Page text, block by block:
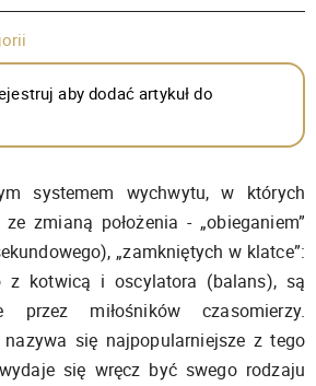
aby dodać artykuł do
systemem wychwytu, w których
zmianą położenia - „obieganiem”
„zamkniętych w klatce”:
z kotwicą i oscylatora (balans), są
przez miłośników czasomierzy.
się najpopularniejsze z tego
się wręcz być swego rodzaju